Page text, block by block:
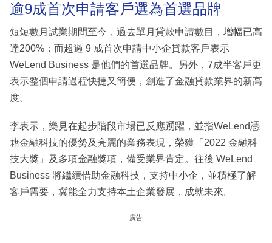
逾9成首次申請客戶選為首選品牌
短短數月試業期間至今，過去單月貸款申請數目，增幅已高
達200%；而超過 9 成首次申請中小企貸款客戶表示
WeLend Business 是他們的首選品牌。另外，7成半客戶更
表示整個申請過程快捷又簡便，創造了金融貸款業界的新高
度。
李表示，樂見在起步階段市場已反應踴躍，並指WeLend憑
藉金融科技的優勢及亮麗的業務表現，榮獲「2022 金融科
技大獎」及多項金融獎項，備受業界肯定。往後 WeLend
Business 將繼續借助金融科技，支持中小企，並積極了解
客戶需要，冀能全力支持本土企業發展，成就未來。
廣告